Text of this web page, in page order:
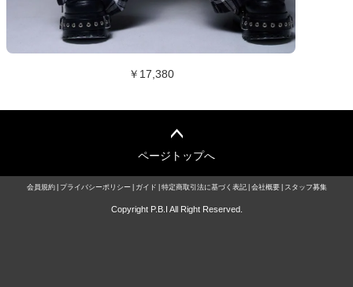
￥17,380
ページトップへ
会員規約 プライバシーポリシー ガイド 特定商取引法に基づく表記 会社概要 スタッフ募集
Copyright P.B.I All Right Reserved.